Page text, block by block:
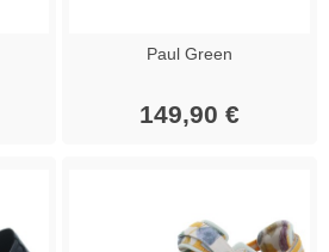
Paul Green
149,90 €